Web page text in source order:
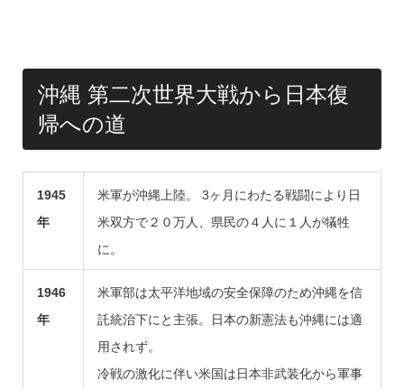
沖縄 第二次世界大戦から日本復
帰への道
1945
年
米軍が沖縄上陸。 3ヶ月にわたる戦闘により日
米双方で２０万人、県民の４人に１人が犠牲
に。
1946
年
米軍部は太平洋地域の安全保障のため沖縄を信
託統治下にと主張。日本の新憲法も沖縄には適
用されず。
冷戦の激化に伴い米国は日本非武装化から軍事